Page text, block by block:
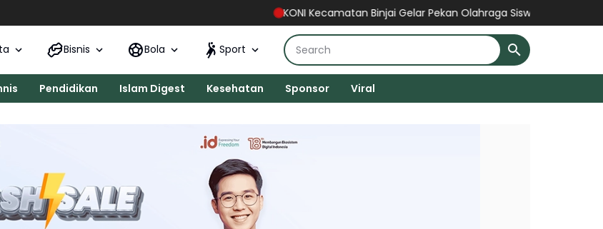
KONI Kecamatan Binjai Gelar Pekan Olahraga Siswa 2026 Secara Gratis,
Bisnis Bola Sport
Pendidikan Islam Digest Kesehatan Sponsor Viral